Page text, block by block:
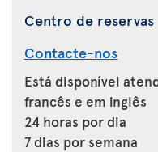
Centro de reservas
Contacte-nos
Está disponível
francês e em inglês
24 horas por dia
7 dias por semana